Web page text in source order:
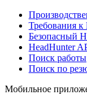
Требования
Безопасный
HeadHunter
Поиск работы
Поиск по
Мобильное